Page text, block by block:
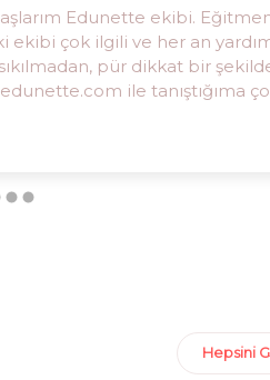
bir tık uzakta olması
evimde konforlu ve güvenli bir
harikaymış. Hem
bir ortam, Teşekkürler
Edunette ekibi.
ekibi çok ilgili ve her an
pür dikkat bir
ile tanıştığıma
Hepsini